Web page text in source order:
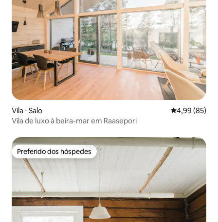
Vila ⋅ Salo 4,99 de uma
4,99 (85)
Vila de luxo à beira-mar em Raasepori
Preferido dos hóspedes
Preferido dos hóspedes